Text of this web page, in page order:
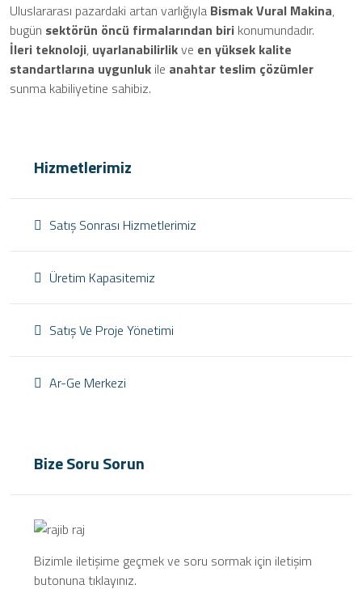
Uluslararası pazardaki artan varlığıyla Bismak Vural Makina,
bugün sektörün öncü firmalarından biri konumundadır.
İleri teknoloji, uyarlanabilirlikve en yüksek kalite
standartlarına uygunluk ile anahtar teslim çözümler
sunma kabiliyetine sahibiz.
Hizmetlerimiz
Satış Sonrası Hizmetlerimiz
Üretim Kapasitemiz
Satış Ve Proje Yönetimi
Ar-Ge Merkezi
Bize Soru Sorun
Bizimle iletişime geçmek ve soru sormak için iletişim
butonuna tıklayınız.